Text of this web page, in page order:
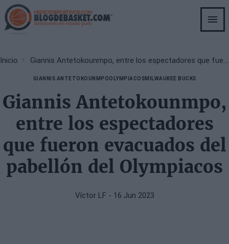
Skip
to
main
Breadcrumb
Inicio Giannis Antetokounmpo, entre los espectadores que fueron evacuados del pabellón del Olympiacos
GIANNIS ANTETOKOUNMPOOLYMPIACOSMILWAUKEE BUCKS
Giannis Antetokounmpo,
entre los espectadores
que fueron evacuados del
pabellón del Olympiacos
Víctor LF - 16 Jun 2023